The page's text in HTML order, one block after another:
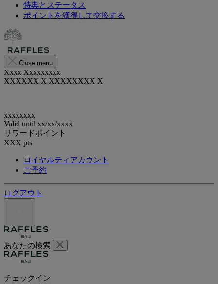
特典とステータス
ポイントを獲得して交換する
Close menu
Xxxx Xxxxxxxxx
XXXXXX X XXXXXXXX X
xxxxxxxx
Valid until xx/xx/xxxx
リワードポイント
XXX pts
ロイヤルティアカウント
ご予約
ログアウト
あなたの検索
チェックイン